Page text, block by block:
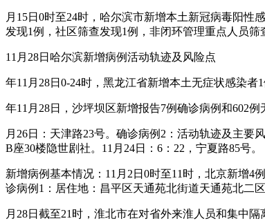
月15日0时至24时，哈尔滨市新增本土新冠病毒阳性
发现1例，社区筛查发现1例，非闭环管理重点人员筛
11月28日哈尔滨新增病例活动轨迹及风险点
年11月28日0-24时，黑龙江省新增本土无症状感染者
年11月28日，沙坪坝区新增报告7例确诊病例和602
月26日：天津路23号。确诊病例2：活动轨迹及主要
B座30楼隐世剧社。11月24日：6：22，宁夏路85号。
新增病例基本情况：11月2日0时至11时，北京新增
诊病例1：居住地：昌平区天通苑北街道天通苑北二区
月28日截至21时，淮北市在对省外来淮人员和集中